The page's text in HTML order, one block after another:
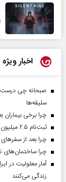
اخبار ویژه
سلیقه‌ها
چرا برخی بیماران
ثبت‌نام ۲.۵ میلیون زائر در سماح | عبور ۱.۷ میلیون نفر از مرز‌های اربعین
چرا بعد از
چرا ساختمان‌های
زندگی می‌کنند